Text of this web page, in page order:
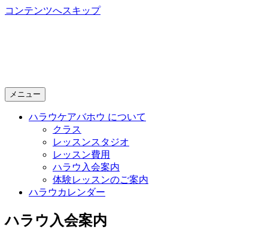
コンテンツへスキップ
メニュー
ハラウケアバホウ について
クラス
レッスンスタジオ
レッスン費用
ハラウ入会案内
体験レッスンのご案内
ハラウカレンダー
ハラウ入会案内